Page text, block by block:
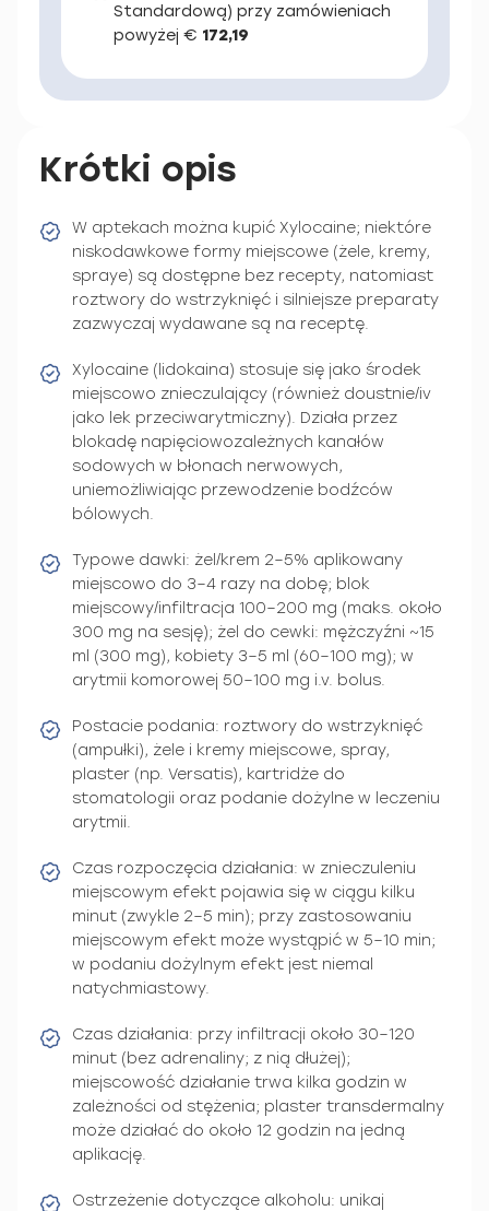
Standardową) przy zamówieniach
powyżej € 172,19
Krótki opis
W aptekach można kupić Xylocaine; niektóre
niskodawkowe formy miejscowe (żele, kremy,
spraye) są dostępne bez recepty, natomiast
roztwory do wstrzyknięć i silniejsze preparaty
zazwyczaj wydawane są na receptę.
Xylocaine (lidokaina) stosuje się jako środek
miejscowo znieczulający (również doustnie/iv
jako lek przeciwarytmiczny). Działa przez
blokadę napięciowozależnych kanałów
sodowych w błonach nerwowych,
uniemożliwiając przewodzenie bodźców
bólowych.
Typowe dawki: żel/krem 2–5% aplikowany
miejscowo do 3–4 razy na dobę; blok
miejscowy/infiltracja 100–200 mg (maks. około
300 mg na sesję); żel do cewki: mężczyźni ~15
ml (300 mg), kobiety 3–5 ml (60–100 mg); w
arytmii komorowej 50–100 mg i.v. bolus.
Postacie podania: roztwory do wstrzyknięć
(ampułki), żele i kremy miejscowe, spray,
plaster (np. Versatis), kartridże do
stomatologii oraz podanie dożylne w leczeniu
arytmii.
Czas rozpoczęcia działania: w znieczuleniu
miejscowym efekt pojawia się w ciągu kilku
minut (zwykle 2–5 min); przy zastosowaniu
miejscowym efekt może wystąpić w 5–10 min;
w podaniu dożylnym efekt jest niemal
natychmiastowy.
Czas działania: przy infiltracji około 30–120
minut (bez adrenaliny; z nią dłużej);
miejscowość działanie trwa kilka godzin w
zależności od stężenia; plaster transdermalny
może działać do około 12 godzin na jedną
aplikację.
Ostrzeżenie dotyczące alkoholu: unikaj